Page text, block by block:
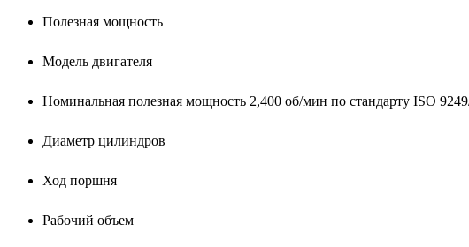
Полезная мощность
Модель двигателя
Номинальная полезная мощность 2,400 об/мин по стандарту ISO
Диаметр цилиндров
Ход поршня
Рабочий объем